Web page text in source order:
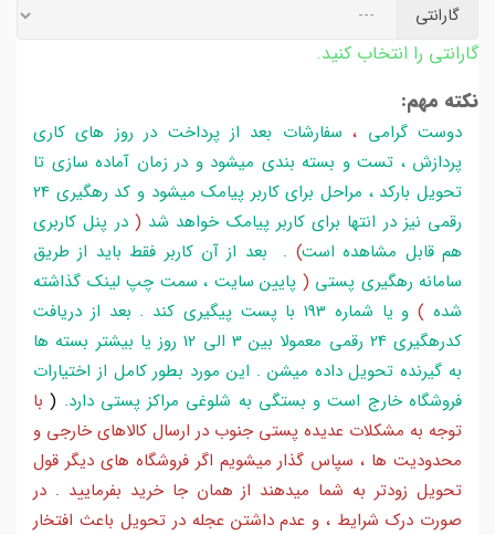
گارانتی
گارانتی را انتخاب کنید.
نکته مهم:
دوست گرامی ،سفارشات بعد از پرداخت در روز های کاری
پردازش ، تست و بسته بندی میشود و در زمان آماده سازی تا
تحویل بارکد ، مراحل برای کاربر پیامک میشود و کد رهگیری 24
رقمی نیز در انتها برای کاربر پیامک خواهد شد ( در پنل کاربری
هم قابل مشاهده است) . بعد از آن کاربر فقط باید از طریق
سامانه رهگیری پستی ( پایین سایت ، سمت چپ لینک گذاشته
شده )
و یا شماره 193 با پست پیگیری کند . بعد از دریافت
کدرهگیری 24 رقمی معمولا بین 3 الی 12 روز یا بیشتر بسته ها
به گیرنده تحویل داده میشن . این مورد بطور کامل از اختیارات
فروشگاه خارج است و بستگی به شلوغی مراکز پستی دارد.
(با
توجه به مشکلات عدیده پستی جنوب در ارسال کالاهای خارجی و
محدودیت ها ، سپاس گذار میشویم اگر فروشگاه های دیگر قول
تحویل زودتر به شما میدهند از همان جا خرید بفرمایید . در
صورت درک شرایط ، و عدم داشتن عجله در تحویل باعث افتخار